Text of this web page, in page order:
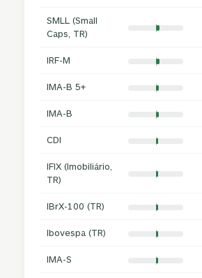
SMLL (Small
Caps, TR)
IRF-M
IMA-B 5+
IMA-B
CDI
IFIX (Imobiliário,
TR)
IBrX-100 (TR)
Ibovespa (TR)
IMA-S